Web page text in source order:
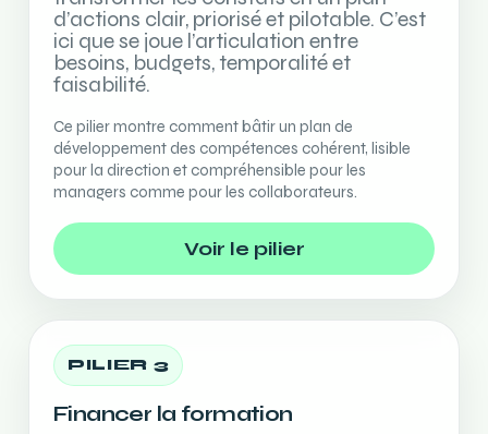
d’actions clair, priorisé et pilotable. C’est
ici que se joue l’articulation entre
besoins, budgets, temporalité et
faisabilité.
Ce pilier montre comment bâtir un plan de
développement des compétences cohérent, lisible
pour la direction et compréhensible pour les
managers comme pour les collaborateurs.
Voir le pilier
PILIER 3
Financer la formation